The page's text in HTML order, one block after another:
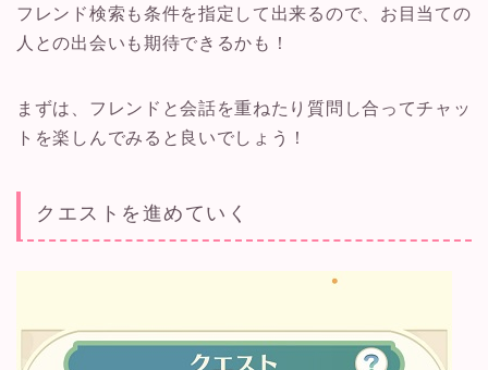
フレンド検索も条件を指定して出来るので、お目当ての
人との出会いも期待できるかも！
まずは、フレンドと会話を重ねたり質問し合ってチャッ
トを楽しんでみると良いでしょう！
クエストを進めていく